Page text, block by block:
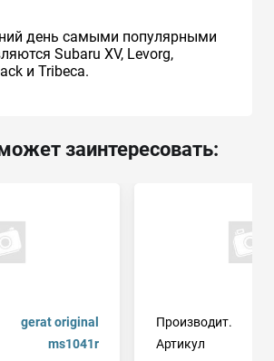
день самыми популярными
Subaru XV, Levorg,
и Tribeca.
заинтересовать:
gerat original
ms1041r
Производит.
Артикул